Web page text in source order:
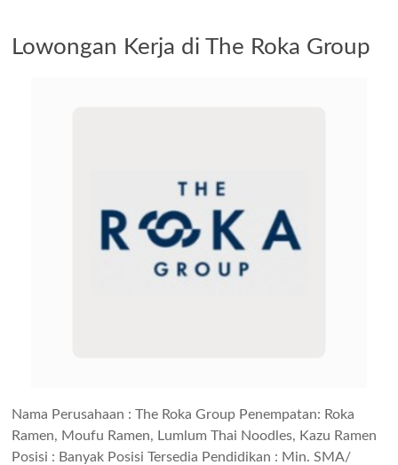
Lowongan Kerja di The Roka Group
Nama Perusahaan : The Roka Group Penempatan: Roka
Ramen, Moufu Ramen, Lumlum Thai Noodles, Kazu Ramen
Posisi : Banyak Posisi Tersedia Pendidikan : Min. SMA/